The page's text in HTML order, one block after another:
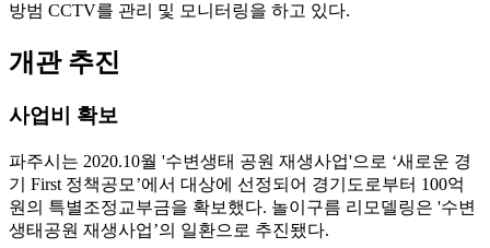
방범 CCTV를 관리 및 모니터링을 하고 있다.
개관 추진
사업비 확보
파주시는 2020.10월 '수변생태 공원 재생사업'으로 ‘새로운 경
기 First 정책공모’에서 대상에 선정되어 경기도로부터 100억
원의 특별조정교부금을 확보했다. 놀이구름 리모델링은 '수변
생태공원 재생사업’의 일환으로 추진됐다.